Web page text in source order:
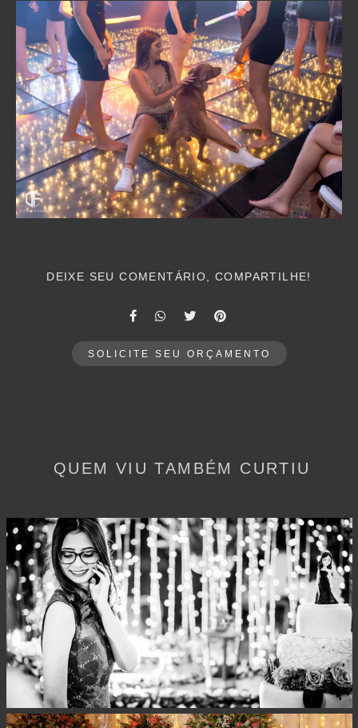
DEIXE SEU COMENTÁRIO, COMPARTILHE!
SOLICITE SEU ORÇAMENTO
QUEM VIU TAMBÉM CURTIU